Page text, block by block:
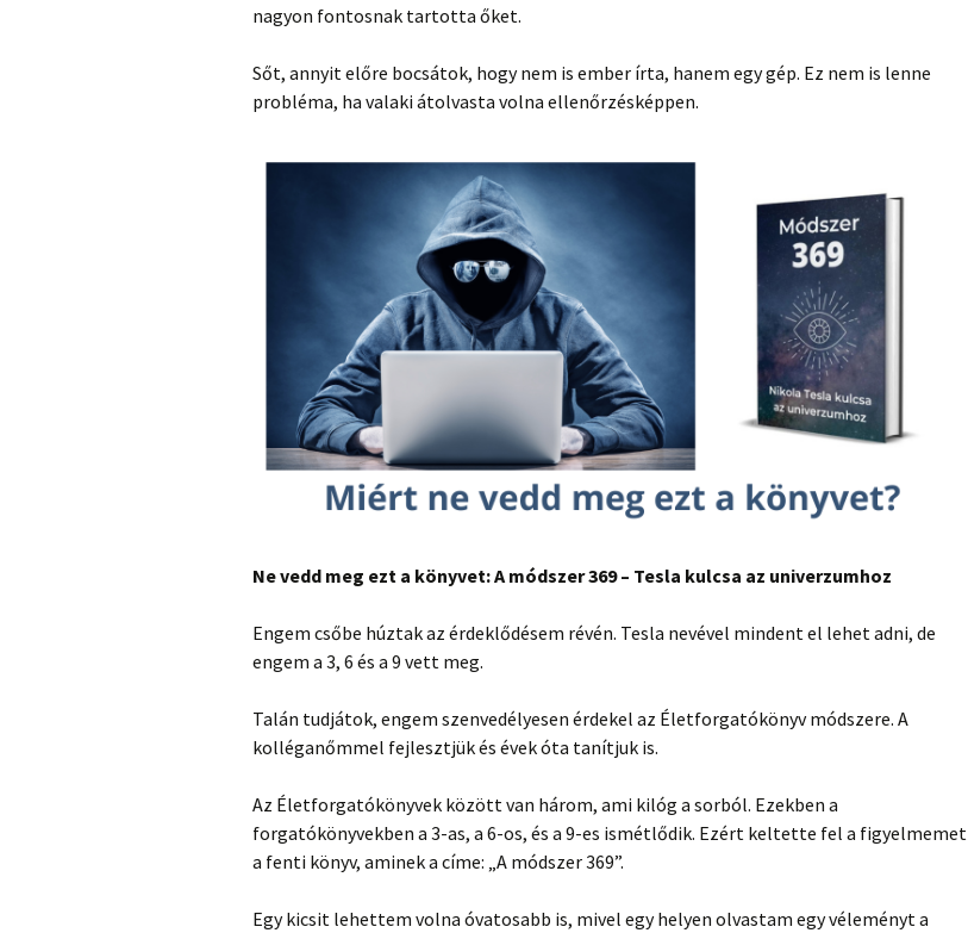
nagyon fontosnak tartotta őket.
Sőt, annyit előre bocsátok, hogy nem is ember írta, hanem egy gép. Ez nem is lenne
probléma, ha valaki átolvasta volna ellenőrzésképpen.
Ne vedd meg ezt a könyvet: A módszer 369 – Tesla kulcsa az univerzumhoz
Engem csőbe húztak az érdeklődésem révén. Tesla nevével mindent el lehet adni, de
engem a 3, 6 és a 9 vett meg.
Talán tudjátok, engem szenvedélyesen érdekel az Életforgatókönyv módszere. A
kolléganőmmel fejlesztjük és évek óta tanítjuk is.
Az Életforgatókönyvek között van három, ami kilóg a sorból. Ezekben a
forgatókönyvekben a 3-as, a 6-os, és a 9-es ismétlődik. Ezért keltette fel a figyelmemet
a fenti könyv, aminek a címe: „A módszer 369”.
Egy kicsit lehettem volna óvatosabb is, mivel egy helyen olvastam egy véleményt a